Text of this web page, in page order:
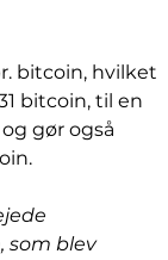
bitcoin, hvilket
bitcoin, til en
gør også
som blev